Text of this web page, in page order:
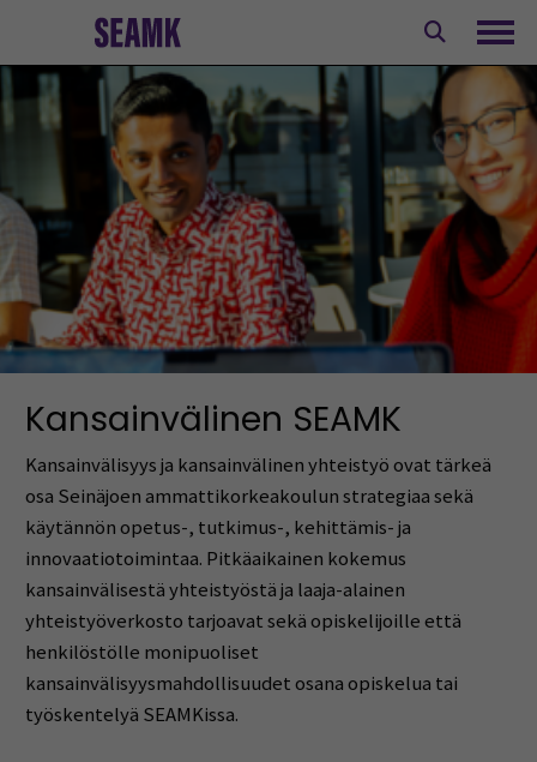
Kansainvälinen SEAMK
Kansainvälisyys ja kansainvälinen yhteistyö ovat tärkeä
osa Seinäjoen ammattikorkeakoulun strategiaa sekä
käytännön opetus-, tutkimus-, kehittämis- ja
innovaatiotoimintaa. Pitkäaikainen kokemus
kansainvälisestä yhteistyöstä ja laaja-alainen
yhteistyöverkosto tarjoavat sekä opiskelijoille että
henkilöstölle monipuoliset
kansainvälisyysmahdollisuudet osana opiskelua tai
työskentelyä SEAMKissa.